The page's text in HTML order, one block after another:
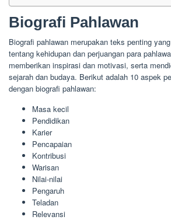
Biografi Pahlawan
Biografi pahlawan merupakan teks penting
tentang kehidupan dan perjuangan para
memberikan inspirasi dan motivasi, serta
sejarah dan budaya. Berikut adalah 10 aspek
dengan biografi pahlawan:
Masa kecil
Pendidikan
Karier
Pencapaian
Kontribusi
Warisan
Nilai-nilai
Pengaruh
Teladan
Relevansi